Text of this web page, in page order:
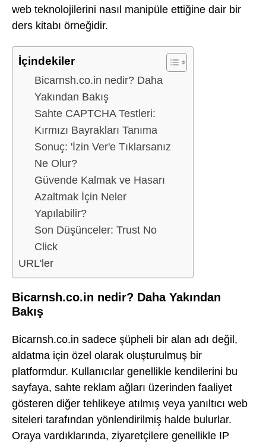
web teknolojilerini nasıl manipüle ettiğine dair bir
ders kitabı örneğidir.
İçindekiler
Bicarnsh.co.in nedir? Daha
Yakından Bakış
Sahte CAPTCHA Testleri:
Kırmızı Bayrakları Tanıma
Sonuç: 'İzin Ver'e Tıklarsanız
Ne Olur?
Güvende Kalmak ve Hasarı
Azaltmak İçin Neler
Yapılabilir?
Son Düşünceler: Trust No
Click
URL'ler
Bicarnsh.co.in nedir? Daha Yakından
Bakış
Bicarnsh.co.in sadece şüpheli bir alan adı değil,
aldatma için özel olarak oluşturulmuş bir
platformdur. Kullanıcılar genellikle kendilerini bu
sayfaya, sahte reklam ağları üzerinden faaliyet
gösteren diğer tehlikeye atılmış veya yanıltıcı web
siteleri tarafından yönlendirilmiş halde bulurlar.
Oraya vardıklarında, ziyaretçilere genellikle IP